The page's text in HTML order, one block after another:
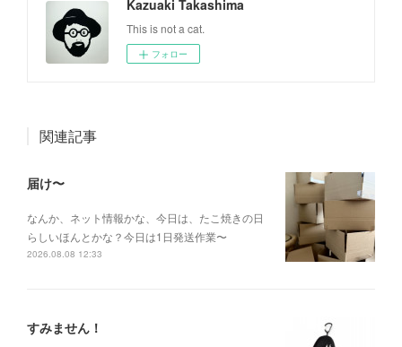
Kazuaki Takashima
This is not a cat.
フォロー
関連記事
届け〜
なんか、ネット情報かな、今日は、たこ焼きの日
らしいほんとかな？今日は1日発送作業〜
2026.08.08 12:33
すみません！